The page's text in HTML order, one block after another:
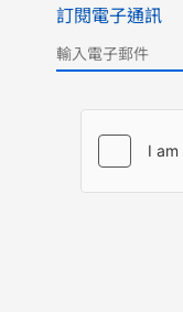
訂閱電子通訊